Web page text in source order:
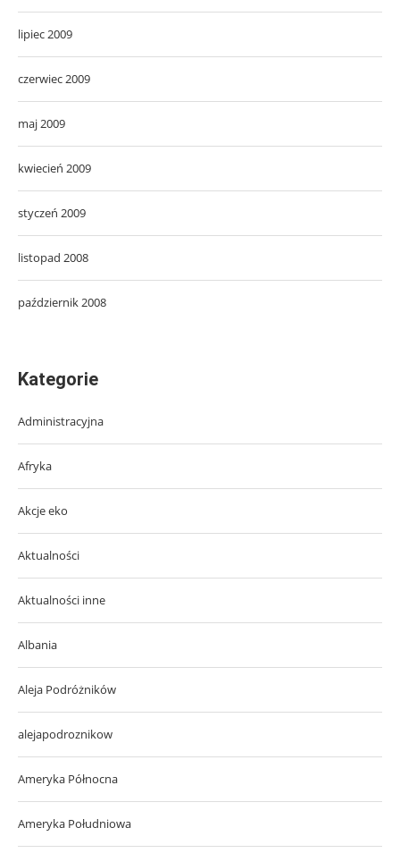
lipiec 2009
czerwiec 2009
maj 2009
kwiecień 2009
styczeń 2009
listopad 2008
październik 2008
Kategorie
Administracyjna
Afryka
Akcje eko
Aktualności
Aktualności inne
Albania
Aleja Podróżników
alejapodroznikow
Ameryka Północna
Ameryka Południowa